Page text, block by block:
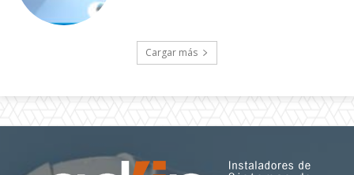
Cargar más